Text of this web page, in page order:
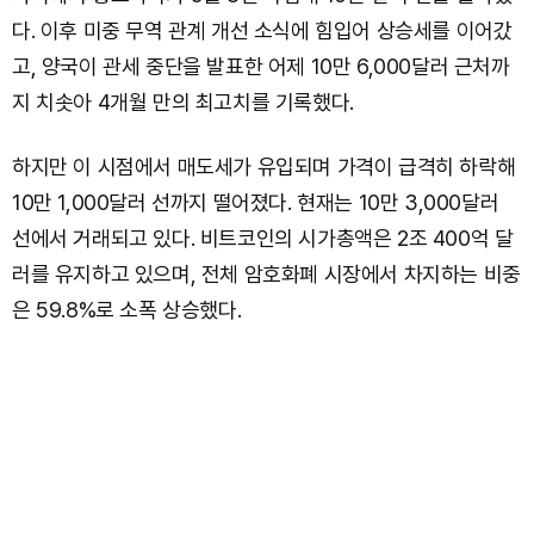
다. 이후 미중 무역 관계 개선 소식에 힘입어 상승세를 이어갔
고, 양국이 관세 중단을 발표한 어제 10만 6,000달러 근처까
지 치솟아 4개월 만의 최고치를 기록했다.
하지만 이 시점에서 매도세가 유입되며 가격이 급격히 하락해
10만 1,000달러 선까지 떨어졌다. 현재는 10만 3,000달러
선에서 거래되고 있다. 비트코인의 시가총액은 2조 400억 달
러를 유지하고 있으며, 전체 암호화폐 시장에서 차지하는 비중
은 59.8%로 소폭 상승했다.